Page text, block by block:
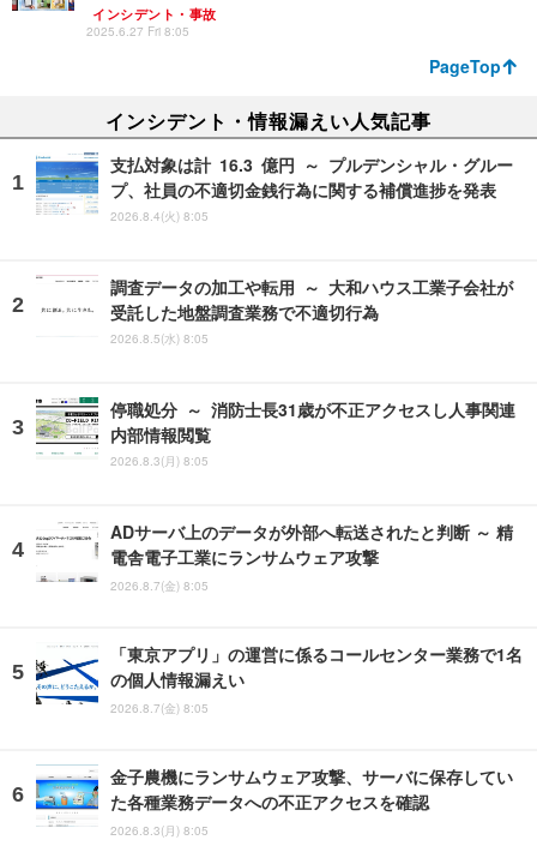
インシデント・事故
2025.6.27 Fri 8:05
PageTop
インシデント・情報漏えい人気記事
支払対象は計 16.3 億円 ～ プルデンシャル・グルー
プ、社員の不適切金銭行為に関する補償進捗を発表
2026.8.4(火) 8:05
調査データの加工や転用 ～ 大和ハウス工業子会社が
受託した地盤調査業務で不適切行為
2026.8.5(水) 8:05
停職処分 ～ 消防士長31歳が不正アクセスし人事関連
内部情報閲覧
2026.8.3(月) 8:05
ADサーバ上のデータが外部へ転送されたと判断 ～ 精
電舎電子工業にランサムウェア攻撃
2026.8.7(金) 8:05
「東京アプリ」の運営に係るコールセンター業務で1名
の個人情報漏えい
2026.8.7(金) 8:05
金子農機にランサムウェア攻撃、サーバに保存してい
た各種業務データへの不正アクセスを確認
2026.8.3(月) 8:05